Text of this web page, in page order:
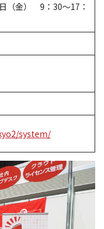
（金） 9：30～17：
system/